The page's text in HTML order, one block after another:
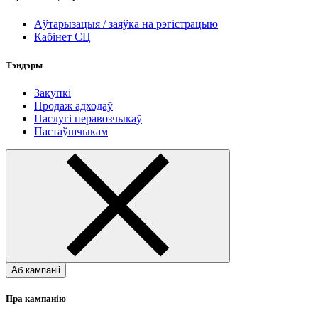
Аўтарызацыя / заяўка на рэгістрацыю
Кабінет СЦ
Тэндэры
Закупкі
Продаж адходаў
Паслугі перавозчыкаў
Пастаўшчыкам
Аб кампаніі
Пра кампанію